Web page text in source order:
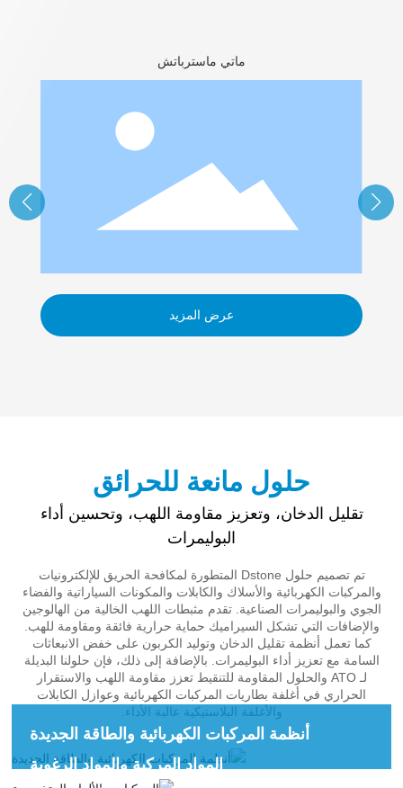
ماتي ماسترباتش
عرض المزيد
حلول مانعة للحرائق
تقليل الدخان، وتعزيز مقاومة اللهب، وتحسين أداء
البوليمرات
تم تصميم حلول Dstone المتطورة لمكافحة الحريق للإلكترونيات
والمركبات الكهربائية والأسلاك والكابلات والمكونات السياراتية والفضاء
الجوي والبوليمرات الصناعية. تقدم مثبطات اللهب الخالية من الهالوجين
والإضافات التي تشكل السيراميك حماية حرارية فائقة ومقاومة للهب.
كما تعمل أنظمة تقليل الدخان وتوليد الكربون على خفض الانبعاثات
السامة مع تعزيز أداء البوليمرات. بالإضافة إلى ذلك، فإن حلولنا البديلة
لـ ATO والحلول المقاومة للتنقيط تعزز مقاومة اللهب والاستقرار
الحراري في أغلفة بطاريات المركبات الكهربائية وعوازل الكابلات
والأغلفة البلاستيكية عالية الأداء.
أنظمة المركبات الكهربائية والطاقة الجديدة
المواد المركبة والمواد الرغوية